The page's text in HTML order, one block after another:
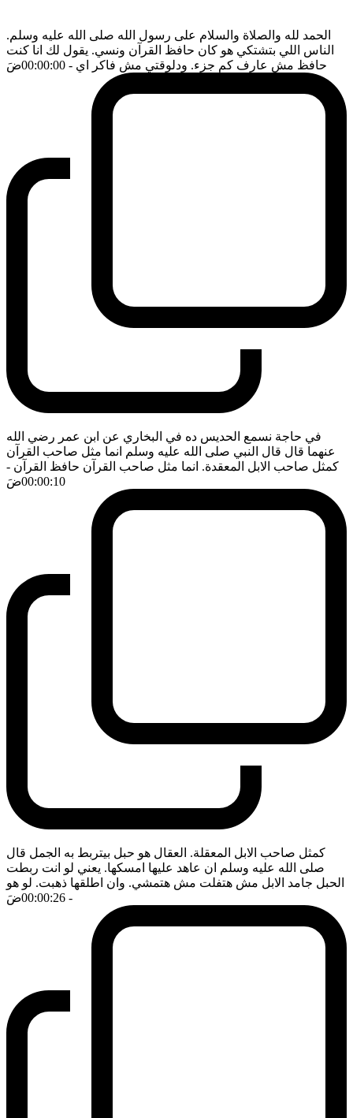
الحمد لله والصلاة والسلام على رسول الله صلى الله عليه وسلم.
الناس اللي بتشتكي هو كان حافظ القرآن ونسي. يقول لك انا كنت
حافظ مش عارف كم جزء. ودلوقتي مش فاكر اي - 00:00:00 ضَ
في حاجة نسمع الحديس ده في البخاري عن ابن عمر رضي الله
عنهما قال قال النبي صلى الله عليه وسلم انما مثل صاحب القرآن
كمثل صاحب الابل المعقدة. انما مثل صاحب القرآن حافظ القرآن -
00:00:10ضَ
كمثل صاحب الابل المعقلة. العقال هو حبل بيتربط به الجمل قال
صلى الله عليه وسلم ان عاهد عليها امسكها. يعني لو انت ربطت
الحبل جامد الابل مش هتفلت مش هتمشي. وان اطلقها ذهبت. لو هو
- 00:00:26
ضَ